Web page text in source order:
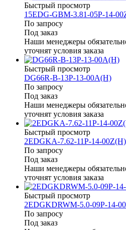
Быстрый просмотр
15EDG-GBM-3.81-05P-14-
По запросу
Под заказ
Наши менеджеры
уточнят условия заказа
Быстрый просмотр
DG66R-B-13P-13-00A(H)
По запросу
Под заказ
Наши менеджеры
уточнят условия заказа
Быстрый просмотр
2EDGKA-7.62-11P-14-00Z(H)
По запросу
Под заказ
Наши менеджеры
уточнят условия заказа
Быстрый просмотр
2EDGKDRWM-5.0-09P-14-
По запросу
Под заказ